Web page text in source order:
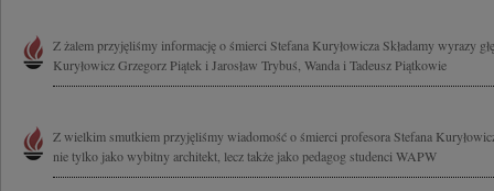
Z żalem przyjęliśmy informację o śmierci Stefana Kuryłowicza Składamy wyrazy
Kuryłowicz Grzegorz Piątek i Jarosław Trybuś, Wanda i Tadeusz Piątkowie
Z wielkim smutkiem przyjęliśmy wiadomość o śmierci profesora Stefana
nie tylko jako wybitny architekt, lecz także jako pedagog studenci WAPW